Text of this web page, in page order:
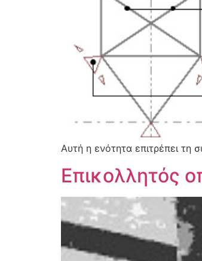
Αυτή η ενότητα επιτρέπει τη
Επικολλητός